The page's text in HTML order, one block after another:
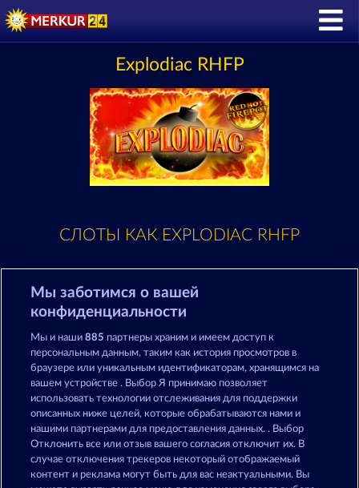
Explodiac RHFP
СЛОТЫ КАК EXPLODIAC RHFP
40 Sevens Diamond Treasures Fruits First Diamond Treasures
Fruit Mania RHFP Super Duper Cherry
Мы заботимся о вашей
конфиденциальности
Мы и наши885 партнеры храним и имеем доступ к
персональным данным, таким как история просмотров в
браузере или уникальным идентификаторам, хранящимся на
вашем устройстве . Выбор Я принимаю позволяет
использовать технологии отслеживания для поддержки
описанных ниже целей, которые обрабатываются нами и
нашими партнерами для предоставления данных. . Выбор
Отклонить все или отзыв вашего согласия отключит их. В
случае отключения трекеров некоторый отображаемый
контент и реклама могут быть для вас неактуальными. Вы